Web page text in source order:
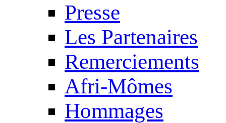
Presse
Les Partenaires
Remerciements
Afri-Mômes
Hommages